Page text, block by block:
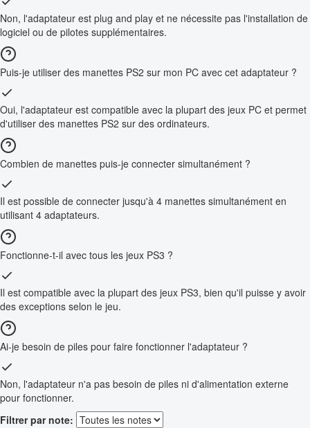
Non, l'adaptateur est plug and play et ne nécessite pas l'installation de
logiciel ou de pilotes supplémentaires.
Puis-je utiliser des manettes PS2 sur mon PC avec cet adaptateur ?
Oui, l'adaptateur est compatible avec la plupart des jeux PC et permet
d'utiliser des manettes PS2 sur des ordinateurs.
Combien de manettes puis-je connecter simultanément ?
Il est possible de connecter jusqu'à 4 manettes simultanément en
utilisant 4 adaptateurs.
Fonctionne-t-il avec tous les jeux PS3 ?
Il est compatible avec la plupart des jeux PS3, bien qu'il puisse y avoir
des exceptions selon le jeu.
Ai-je besoin de piles pour faire fonctionner l'adaptateur ?
Non, l'adaptateur n'a pas besoin de piles ni d'alimentation externe
pour fonctionner.
Filtrer par note: